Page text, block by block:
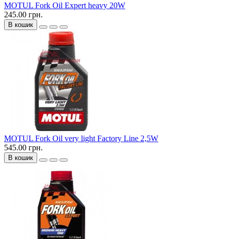
MOTUL Fork Oil Expert heavy 20W
245.00 грн.
В кошик
MOTUL Fork Oil very light Factory Line 2,5W
545.00 грн.
В кошик